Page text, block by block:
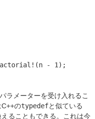
!(n - 1 );
ラメーターを受け入れるこ
のtypedefと似ている
ることもできる。これは今